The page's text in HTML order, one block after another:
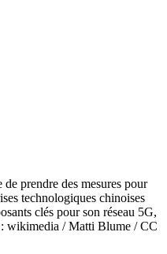
prendre des mesures pour
technologiques chinoises
clés pour son réseau 5G,
: wikimedia / Matti Blume / CC